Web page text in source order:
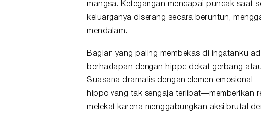
mangsa. Ketegangan mencapai puncak saat
keluarganya diserang secara beruntun,
mendalam.
Bagian yang paling membekas di ingatanku
berhadapan dengan hippo dekat gerbang
Suasana dramatis dengan elemen
hippo yang tak sengaja terlibat—memberikan
melekat karena menggabungkan aksi brutal